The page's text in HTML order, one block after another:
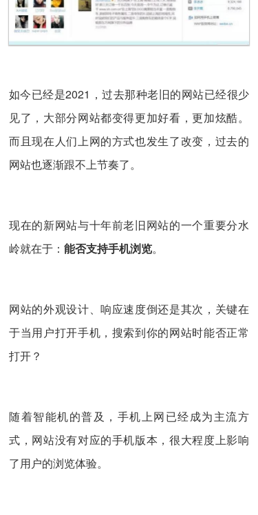
如今已经是2021，过去那种老旧的网站已经很少
见了，大部分网站都变得更加好看，更加炫酷。
而且现在人们上网的方式也发生了改变，过去的
网站也逐渐跟不上节奏了。
现在的新网站与十年前老旧网站的一个重要分水
岭就在于： 能否支持手机浏览。
网站的外观设计、响应速度倒还是其次，关键在
于当用户打开手机，搜索到你的网站时能否正常
打开？
随着智能机的普及，手机上网已经成为主流方
式，网站没有对应的手机版本，很大程度上影响
了用户的浏览体验。